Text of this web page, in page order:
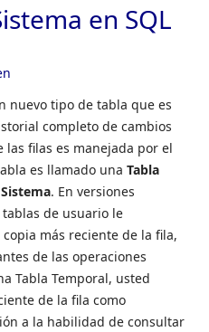
en SQL
nuevo tipo de tabla que es
completo de cambios
filas es manejada por el
es llamado una Tabla
. En versiones
tablas de usuario le
más reciente de la fila,
de las operaciones
Tabla Temporal, usted
de la fila como
a la habilidad de consultar